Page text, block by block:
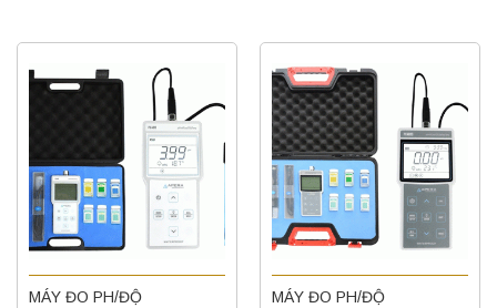
MÁY ĐO PH/ĐỘ
MÁY ĐO PH/ĐỘ